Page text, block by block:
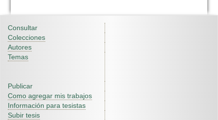
Consultar
Colecciones
Autores
Temas
Publicar
Como agregar mis trabajos
Información para tesistas
Subir tesis